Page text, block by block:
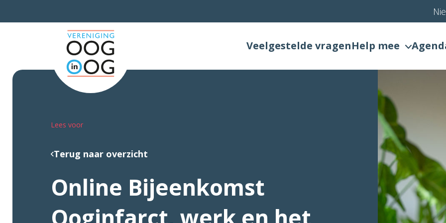
Veelgestelde vragenHelp mee
Lees voor
Terug naar overzicht
Online Bijeenkomst